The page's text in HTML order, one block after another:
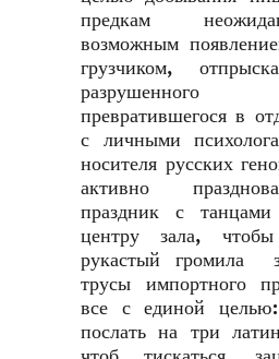
предкам
возможным
грузчиком,
превратившегося в
с личными
носителя русских
активно
праздник с
центру зала, чтобы
рукастый громила
трусы импортного
все с единой целью:
послать на три